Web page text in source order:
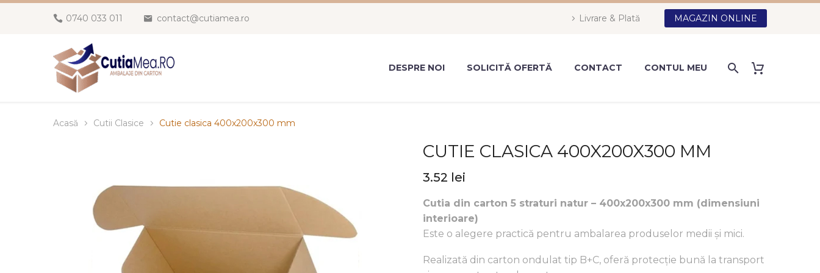
0740 033 011 contact@cutiamea.ro Livrare & Plată MAGAZIN ONLINE
DESPRE NOI SOLICITĂ OFERTĂ CONTACT CONTUL MEU
Acasă Cutii Clasice Cutie clasica 400x200x300 mm
CUTIE CLASICA 400X200X300 MM
3.52 lei
Cutia din carton 5 straturi natur – 400x200x300 mm (dimensiuni
interioare)
Este o alegere practică pentru ambalarea produselor medii și mici.
Realizată din carton ondulat tip B+C, oferă protecție bună la transport